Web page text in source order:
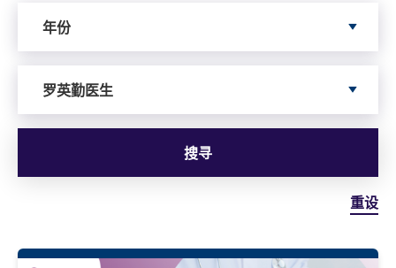
年份
罗英勤医生
搜寻
重设